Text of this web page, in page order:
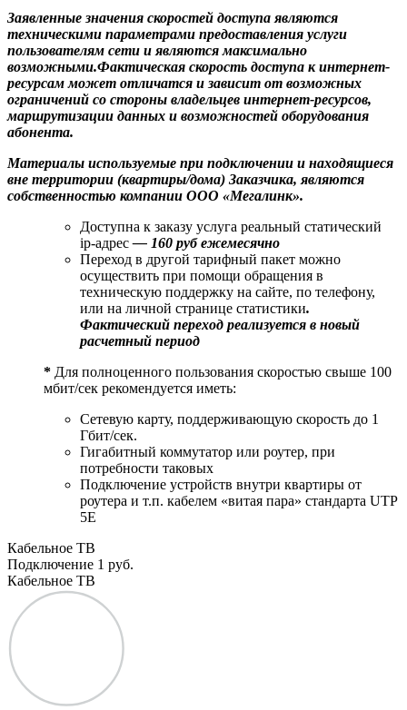
Заявленные значения скоростей доступа являются
техническими параметрами предоставления услуги
пользователям сети и являются максимально
возможными.Фактическая скорость доступа к интернет-
ресурсам может отличатся и зависит от возможных
ограничений со стороны владельцев интернет-ресурсов,
маршрутизации данных и возможностей оборудования
абонента.
Материалы используемые при подключении и находящиеся
вне территории (квартиры/дома) Заказчика, являются
собственностью компании ООО «Мегалинк».
Доступна к заказу услуга реальный статический
ip-адрес— 160 руб ежемесячно
Переход в другой тарифный пакет можно
осуществить при помощи обращения в
техническую поддержку на сайте, по телефону,
или на личной странице статистики.
Фактический переход реализуется в новый
расчетный период
* Для полноценного пользования скоростью свыше 100
мбит/сек рекомендуется иметь:
Сетевую карту, поддерживающую скорость до 1
Гбит/сек.
Гигабитный коммутатор или роутер, при
потребности таковых
Подключение устройств внутри квартиры от
роутера и т.п. кабелем «витая пара» стандарта UTP
5E
Кабельное ТВ
Подключение 1 руб.
Кабельное ТВ